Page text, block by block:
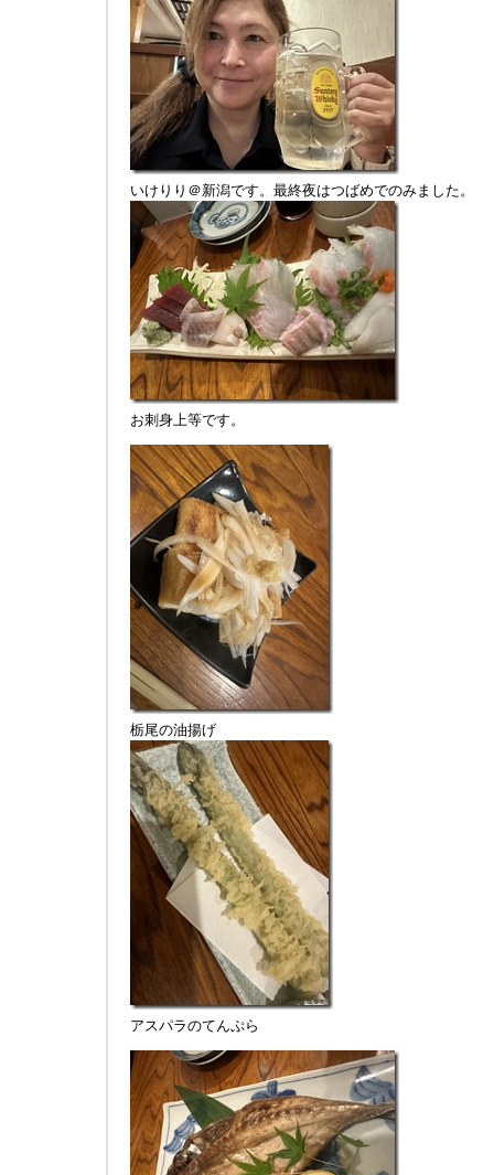
いけりり＠新潟です。最終夜はつばめでのみました。
お刺身上等です。
栃尾の油揚げ
アスパラのてんぷら